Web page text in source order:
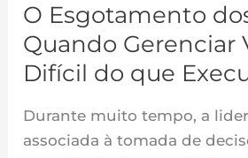
O Esgotamento
Quando Gerenciar
Difícil do que
Durante muito tempo, a
associada à tomada de
Mais
Difícil
do
que